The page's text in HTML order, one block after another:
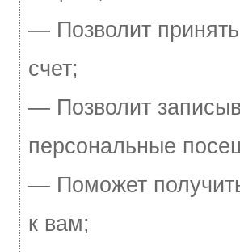
— Позволит
счет;
— Позволит
персональные
— Поможет
к вам;